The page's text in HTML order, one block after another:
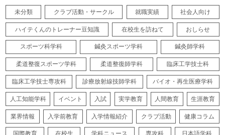
未分類 クラブ活動・サークル 就職実績 社会人向け
ハイテくんのトレーナー豆知識 在校生を訪ねて おしらせ
スポーツ科学科 鍼灸スポーツ学科 鍼灸師学科
柔道整復スポーツ学科 柔道整復師学科 臨床工学技士科
臨床工学技士専攻科 診療放射線技師学科 バイオ・再生医療学科
人工知能学科 イベント 入試 実学教育 人間教育 生涯教育
業界情報 入学前教育 入学情報紹介 クラブ活動 健康コラム
国際教育 在校生 学科ニュース 専攻科 日本語学科